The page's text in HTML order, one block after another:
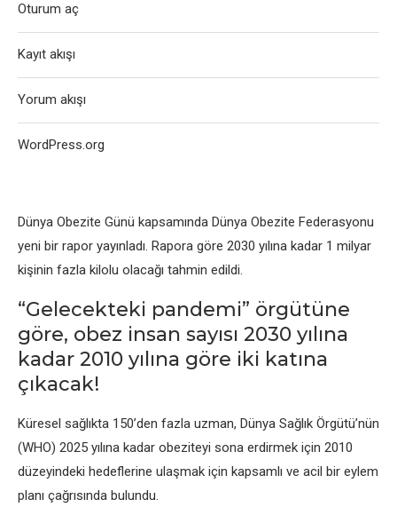
Dünya Obezite Günü kapsamında Dünya Obezite Federasyonu
yeni bir rapor yayınladı. Rapora göre 2030 yılına kadar 1 milyar
kişinin fazla kilolu olacağı tahmin edildi.
“Gelecekteki pandemi” örgütüne
göre, obez insan sayısı 2030 yılına
kadar 2010 yılına göre iki katına
çıkacak!
Küresel sağlıkta 150’den fazla uzman, Dünya Sağlık Örgütü’nün
(WHO) 2025 yılına kadar obeziteyi sona erdirmek için 2010
düzeyindeki hedeflerine ulaşmak için kapsamlı ve acil bir eylem
planı çağrısında bulundu.
Oturum aç
Kayıt akışı
Yorum akışı
WordPress.org